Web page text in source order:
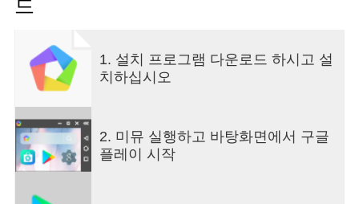
드
1. 설치 프로그램 다운로드 하시고 설
치하십시오
2. 미뮤 실행하고 바탕화면에서 구글
플레이 시작